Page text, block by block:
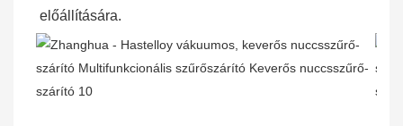
előállítására.